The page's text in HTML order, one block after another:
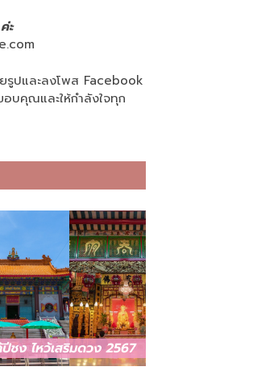
ะ
รูปและลงโพส Facebook
อบคุณและให้กำลังใจทุก